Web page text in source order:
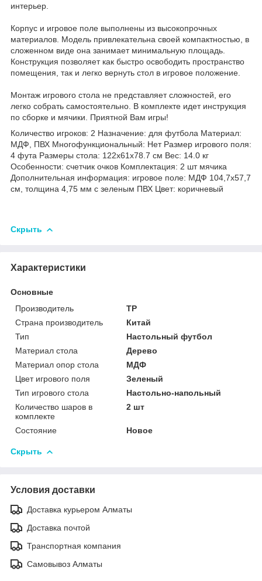
интерьер.
Корпус и игровое поле выполнены из высокопрочных
материалов. Модель привлекательна своей компактностью, в
сложенном виде она занимает минимальную площадь.
Конструкция позволяет как быстро освободить пространство
помещения, так и легко вернуть стол в игровое положение.
Монтаж игрового стола не представляет сложностей, его
легко собрать самостоятельно. В комплекте идет инструкция
по сборке и мячики. Приятной Вам игры!
Количество игроков: 2 Назначение: для футбола Материал:
МДФ, ПВХ Многофункциональный: Нет Размер игрового поля:
4 фута Размеры стола: 122х61х78.7 см Вес: 14.0 кг
Особенности: счетчик очков Комплектация: 2 шт мячика
Дополнительная информация: игровое поле: МДФ 104,7х57,7
см, толщина 4,75 мм с зеленым ПВХ Цвет: коричневый
Скрыть
Характеристики
Основные
Производитель
TP
Страна производитель
Китай
Тип
Настольный футбол
Материал стола
Дерево
Материал опор стола
МДФ
Цвет игрового поля
Зеленый
Тип игрового стола
Настольно-напольный
Количество шаров в
комплекте
2 шт
Состояние Новое
Скрыть
Условия доставки
Доставка курьером Алматы
Доставка почтой
Транспортная компания
Самовывоз Алматы